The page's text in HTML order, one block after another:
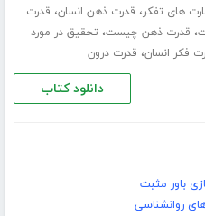
های تفکر، قدرت ذهن انسان، قدرت
، قدرت ذهن چیست، تحقیق در مورد
فکر انسان، قدرت درون
دانلود کتاب
باور مثبت
روانشناسی